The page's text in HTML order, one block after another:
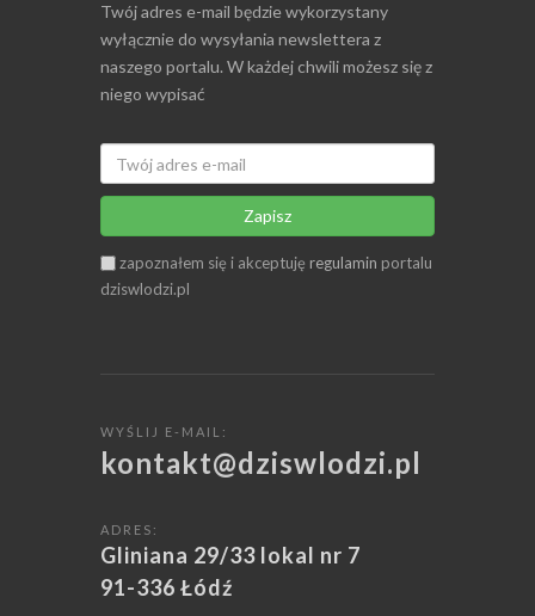
Twój adres e-mail będzie wykorzystany
wyłącznie do wysyłania newslettera z
naszego portalu. W każdej chwili możesz się z
niego wypisać
Zapisz
zapoznałem się i akceptuję regulamin portalu
dziswlodzi.pl
WYŚLIJ E-MAIL:
kontakt@dziswlodzi.pl
ADRES:
Gliniana 29/33 lokal nr 7
91-336 Łódź